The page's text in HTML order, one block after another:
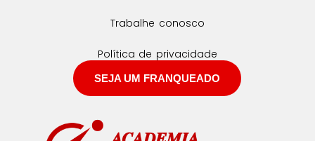
Trabalhe conosco
Política de privacidade
SEJA UM FRANQUEADO